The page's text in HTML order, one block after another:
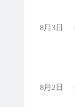
8月3日
8月2日